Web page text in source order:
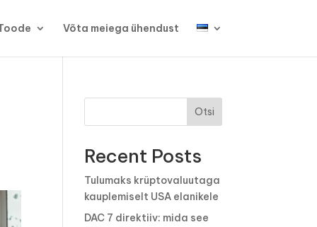
Võta meiega ühendust
Otsi
Recent Posts
Tulumaks krüptovaluutaga
kauplemiselt USA elanikele
DAC 7 direktiiv: mida see